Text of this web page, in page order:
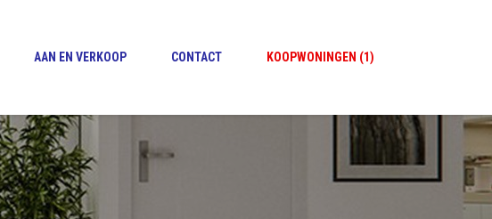
AAN EN VERKOOP CONTACT KOOPWONINGEN (1)